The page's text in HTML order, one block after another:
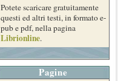
Potete scaricare gratuitamente
questi ed altri testi, in formato e-
pub e pdf, nella pagina
Librionline.
Pagine